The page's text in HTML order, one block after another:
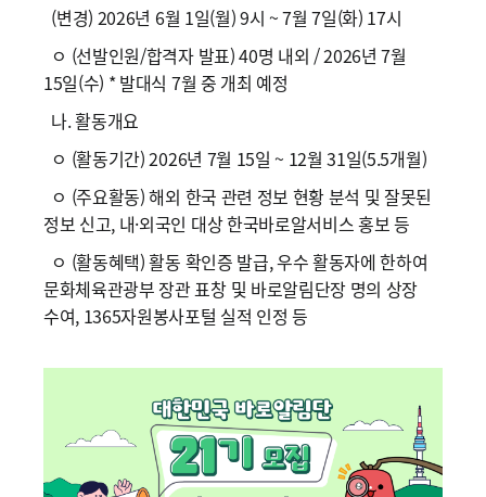
(변경) 2026년 6월 1일(월) 9시 ~ 7월 7일(화) 17시
ㅇ (선발인원/합격자 발표) 40명 내외 / 2026년 7월
15일(수) * 발대식 7월 중 개최 예정
나. 활동개요
ㅇ (활동기간) 2026년 7월 15일 ~ 12월 31일(5.5개월)
ㅇ (주요활동) 해외 한국 관련 정보 현황 분석 및 잘못된
정보 신고, 내·외국인 대상 한국바로알서비스 홍보 등
ㅇ (활동혜택) 활동 확인증 발급, 우수 활동자에 한하여
문화체육관광부 장관 표창 및 바로알림단장 명의 상장
수여, 1365자원봉사포털 실적 인정 등